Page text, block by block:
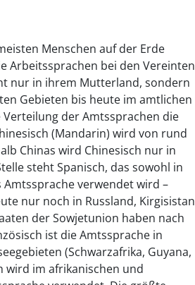
Menschen auf der Erde
Arbeitssprachen bei den Vereinten
nur in ihrem Mutterland, sondern
Gebieten bis heute im amtlichen
der Amtssprachen die
(Mandarin) wird von rund
Chinas wird Chinesisch nur in
steht Spanisch, das sowohl in
verwendet wird –
nur noch in Russland, Kirgisistan
der Sowjetunion haben nach
ist die Amtssprache in
(Schwarzafrika, Guyana,
wird im afrikanischen und